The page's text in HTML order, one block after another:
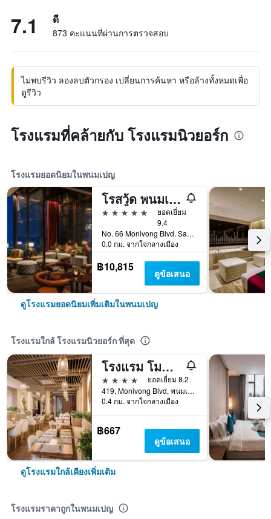
7.1 ดี
873 คะแนนที่ผ่านการตรวจสอบ
ไม่พบรีวิว ลองลบตัวกรอง เปลี่ยนการค้นหา หรือล้างทั้งหมดเพื่อ
ดูรีวิว
โรงแรมที่คล้ายกับ โรงแรมนิวยอร์ก
โรงแรมยอดนิยมในพนมเปญ
โรสวู้ด พนมเปญ
5 ดาว
ยอดเยี่ยม
9.4
No. 66 Monivong Blvd. Sangkat Wat Phnom, พนมเปญ, กัมพูชา
0.0 กม. จากใจกลางเมือง
฿10,815 ดูข้อเสนอ
ดูโรงแรมยอดนิยมเพิ่มเติมในพนมเปญ
โรงแรมใกล้ โรงแรมนิวยอร์ก ที่สุด
โรงแรม โมนิวอง โคลเวอร์
4 ดาว
ยอดเยี่ยม 8.2
419, Monivong Blvd, พนมเปญ, กัมพูชา
0.4 กม. จากใจกลางเมือง
฿667
ดูข้อเสนอ
ดูโรงแรมใกล้เคียงเพิ่มเติม
โรงแรมราคาถูกในพนมเปญ